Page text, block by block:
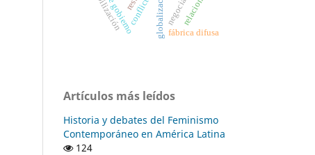
globalización relaciones
fábrica difusa
Artículos más leídos
Historia y debates del Feminismo
Contemporáneo en América Latina
124